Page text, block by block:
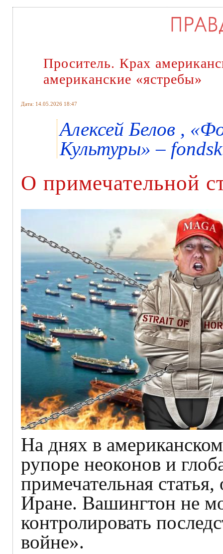
Проситель. Крах
американские «ястребы»
Дата: 14.05.2026 18:47
Алексей Белов ,
Культуры» –
О примечательной
На днях в
рупоре неоконов и
примечательная
Иране. Вашингтон не
контролировать
войне».